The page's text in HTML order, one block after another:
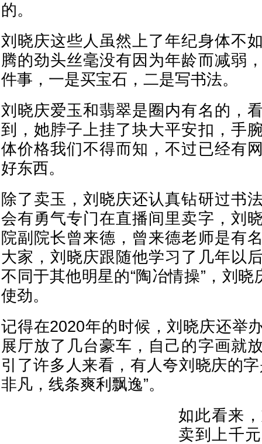
的。
刘晓庆这些人虽然上了年纪身体不
腾的劲头丝毫没有因为年龄而减弱
件事，一是买宝石，二是写书法。
刘晓庆爱玉和翡翠是圈内有名的，
到，她脖子上挂了块大平安扣，手
体价格我们不得而知，不过已经有
好东西。
除了卖玉，刘晓庆还认真钻研过书
会有勇气专门在直播间里卖字，刘
院副院长曾来德，曾来德老师是有
大家，刘晓庆跟随他学习了几年以
不同于其他明星的“陶冶情操”，刘晓
使劲。
记得在2020年的时候，刘晓庆还举
展厅放了几台豪车，自己的字画就
引了许多人来看，有人夸刘晓庆的
非凡，线条爽利飘逸”。
如此看来
卖到上千